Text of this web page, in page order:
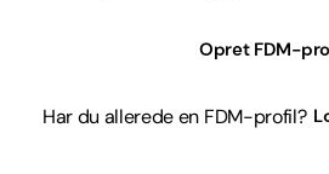
Opret FDM-
Har du allerede en FDM-profil?